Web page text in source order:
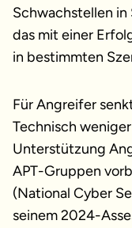
Schwachstellen
das mit einer
in bestimmten
Für Angreifer
Technisch
Unterstützung
APT-Gruppen
(National Cyber
seinem 2024-